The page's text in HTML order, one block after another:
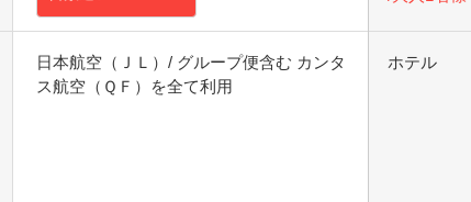
日本航空（ＪＬ）/ グループ便含む カンタ
ス航空（ＱＦ）を全て利用
ホテル